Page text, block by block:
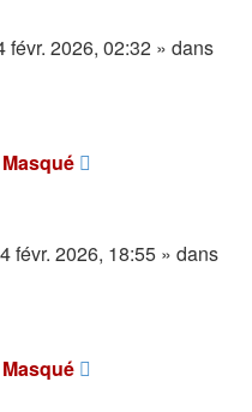
févr. 2026, 02:32 » dans
févr. 2026, 18:55 » dans